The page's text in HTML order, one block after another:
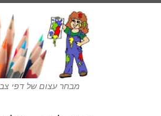
מבחר עצום של דפי